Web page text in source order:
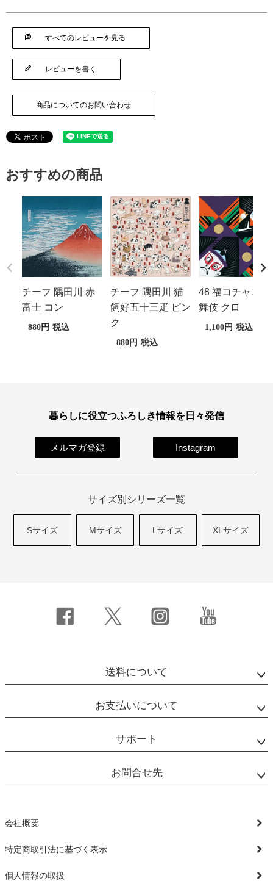
すべてのレビューを見る
レビューを書く
商品についてのお問い合わせ
おすすめの商品
チーフ 隅田川 赤
富士 コン
880 税込
チーフ 隅田川 猫
飼好五十三疋 ピン
ク
880 税込
48 福コチャエ 歌
舞伎 クロ
1,100 税込
暮らしに役立つふろしき情報を日々発信
メルマガ登録 Instagram
サイズ別シリーズ一覧
Sサイズ Mサイズ Lサイズ XLサイズ
送料について
お支払いについて
サポート
お問合せ先
会社概要
特定商取引法に基づく表示
個人情報の取扱